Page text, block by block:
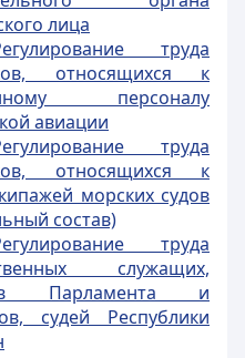
лица
труда
относящихся к
персоналу
авиации
труда
относящихся к
морских судов
состав)
труда
служащих,
Парламента и
судей Республики